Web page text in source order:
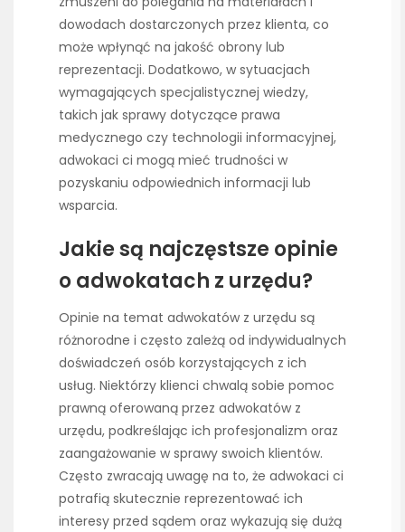
dowodach dostarczonych przez klienta, co
może wpłynąć na jakość obrony lub
reprezentacji. Dodatkowo, w sytuacjach
wymagających specjalistycznej wiedzy,
takich jak sprawy dotyczące prawa
medycznego czy technologii informacyjnej,
adwokaci ci mogą mieć trudności w
pozyskaniu odpowiednich informacji lub
wsparcia.
Jakie są najczęstsze opinie
o adwokatach z urzędu?
Opinie na temat adwokatów z urzędu są
różnorodne i często zależą od indywidualnych
doświadczeń osób korzystających z ich
usług. Niektórzy klienci chwalą sobie pomoc
prawną oferowaną przez adwokatów z
urzędu, podkreślając ich profesjonalizm oraz
zaangażowanie w sprawy swoich klientów.
Często zwracają uwagę na to, że adwokaci ci
potrafią skutecznie reprezentować ich
interesy przed sądem oraz wykazują się dużą